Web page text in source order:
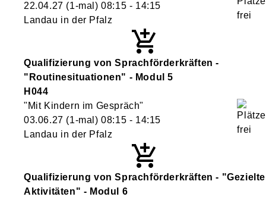
22.04.27 (1-mal)08:15 - 14:15
Landau in der Pfalz
Qualifizierung von Sprachförderkräften -
"Routinesituationen" - Modul 5
H044
"Mit Kindern im Gespräch"
03.06.27 (1-mal)08:15 - 14:15
Landau in der Pfalz
Qualifizierung von Sprachförderkräften - "Gezielte
Aktivitäten" - Modul 6